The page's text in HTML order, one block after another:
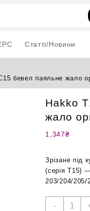
Статті/Новини
бевел паяльне жало
Hakko
жало
1,347₴
Зрізане під
(серія T15)
203/204/205/
-
Hakko